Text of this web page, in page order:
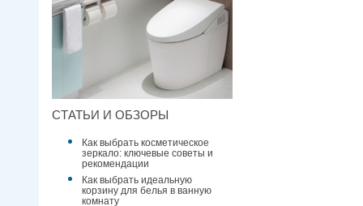
СТАТЬИ И ОБЗОРЫ
Как выбрать косметическое
зеркало: ключевые советы и
рекомендации
Как выбрать идеальную
корзину для белья в ванную
комнату